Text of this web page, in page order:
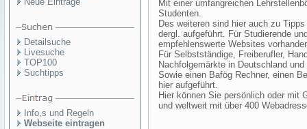
Detailsuche
Livesuche
TOP100
Suchtipps
Info,s und Regeln
Webseite eintragen
Mit einer umfangreichen
Studenten.
Des weiteren sind hier auch zu
dergl. aufgeführt. Für Studierende
empfehlenswerte Websites
Für Selbstständige, Freiberufler,
Nachfolgemärkte in Deutschland
Sowie einen Bafög Rechner, einen
hier aufgeführt.
Hier können Sie persönlich oder mit
und weltweit mit über 400